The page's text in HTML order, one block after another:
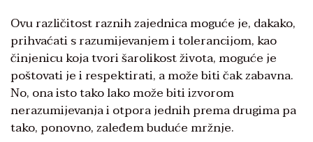
Ovu različitost raznih zajednica moguće je, dakako,
prihvaćati s razumijevanjem i tolerancijom, kao
činjenicu koja tvori šarolikost života, moguće je
poštovati je i respektirati, a može biti čak zabavna.
No, ona isto tako lako može biti izvorom
nerazumijevanja i otpora jednih prema drugima pa
tako, ponovno, zaleđem buduće mržnje.